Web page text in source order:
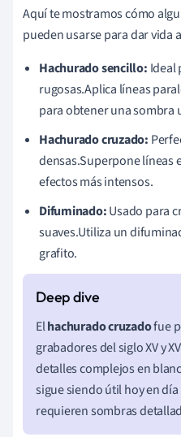
Aquí te mostramos cómo
pueden usarse para dar vida
Hachurado sencillo: Ideal
rugosas.Aplica líneas
para obtener una sombra
Hachurado cruzado:
densas.Superpone líneas
efectos más intensos.
Difuminado:Usado para
suaves.Utiliza un
grafito.
Elhachurado cruzadofue
grabadores del siglo XV y
detalles complejos en
sigue siendo útil hoy en
requieren sombras